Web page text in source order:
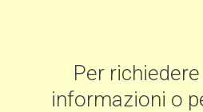
Per
informazioni o